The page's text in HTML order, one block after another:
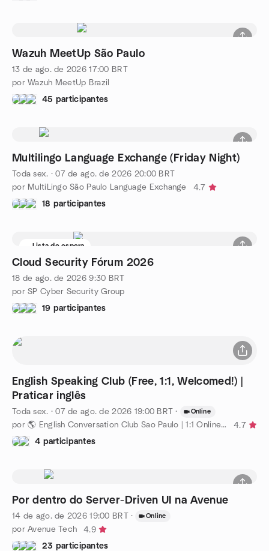
Wazuh MeetUp São Paulo
13 de ago. de 2026 17:00 BRT
por Wazuh MeetUp Brazil
45 participantes
Multilingo Language Exchange (Friday Night)
Toda sex. ·07 de ago. de 2026 20:00 BRT
por MultiLingo São Paulo Language Exchange
4.7
18 participantes
Lista de espera
Cloud Security Fórum 2026
18 de ago. de 2026 9:30 BRT
por SP Cyber Security Group
19 participantes
English Speaking Club (Free, 1:1, Welcomed!) |
Praticar inglês
Toda sex. ·07 de ago. de 2026 19:00 BRT · Online
por 🌎 English Conversation Club Sao Paulo | 1:1 Online & Free
4.7
4 participantes
Por dentro do Server-Driven UI na Avenue
14 de ago. de 2026 19:00 BRT · Online
por Avenue Tech
4.9
23 participantes